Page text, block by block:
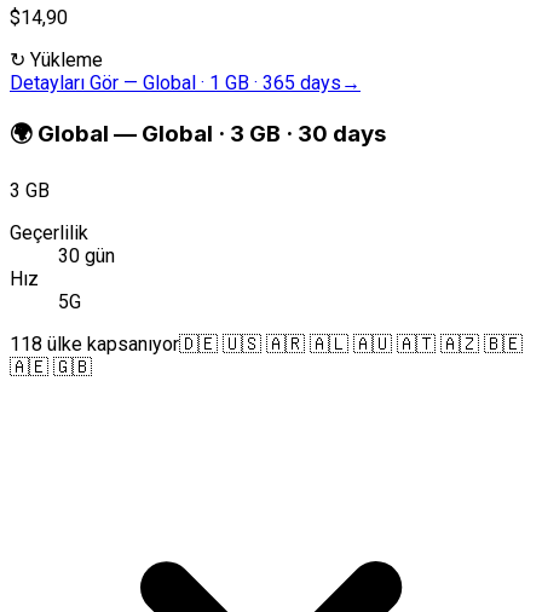
$14,90
↻ Yükleme
Detayları Gör — Global · 1 GB · 365 days →
🌍 Global — Global · 3 GB · 30 days
3 GB
Geçerlilik
30 gün
Hız
5G
118 ülke kapsanıyor🇩🇪 🇺🇸 🇦🇷 🇦🇱 🇦🇺 🇦🇹 🇦🇿 🇧🇪
🇦🇪 🇬🇧